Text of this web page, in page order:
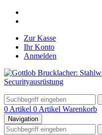
Zur Kasse
Ihr Konto
Anmelden
0 Artikel 0 Artikel Warenkorb
Navigation